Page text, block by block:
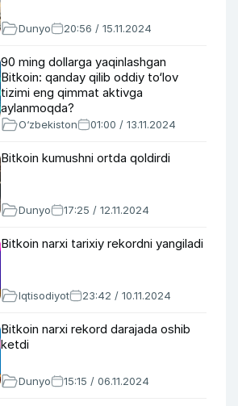
Dunyo 20:56 / 15.11.2024
90 ming dollarga yaqinlashgan
Bitkoin: qanday qilib oddiy to‘lov
tizimi eng qimmat aktivga
aylanmoqda?
O‘zbekiston 01:00 / 13.11.2024
Bitkoin kumushni ortda qoldirdi
Dunyo 17:25 / 12.11.2024
Bitkoin narxi tarixiy rekordni yangiladi
Iqtisodiyot 23:42 / 10.11.2024
Bitkoin narxi rekord darajada oshib
ketdi
Dunyo 15:15 / 06.11.2024